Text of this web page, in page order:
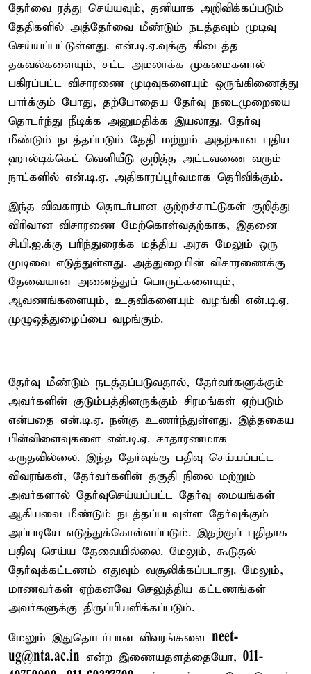
தேர்வை ரத்து செய்யவும், தனியாக அறிவிக்கப்படும்
தேதிகளில் அத்தேர்வை மீண்டும் நடத்தவும் முடிவு
செய்யப்பட்டுள்ளது. என்.டி.ஏ.வுக்கு கிடைத்த
தகவல்களையும், சட்ட அமலாக்க முகமைகளால்
பகிரப்பட்ட விசாரணை முடிவுகளையும் ஒருங்கிணைத்து
பார்க்கும் போது, தற்போதைய தேர்வு நடைமுறையை
தொடர்ந்து நீடிக்க அனுமதிக்க இயலாது. தேர்வு
மீண்டும் நடத்தப்படும் தேதி மற்றும் அதற்கான புதிய
ஹால்டிக்கெட் வெளியீடு குறித்த அட்டவணை வரும்
நாட்களில் என்.டி.ஏ. அதிகாரப்பூர்வமாக தெரிவிக்கும்.
இந்த விவகாரம் தொடர்பான குற்றச்சாட்டுகள் குறித்து
விரிவான விசாரணை மேற்கொள்வதற்காக, இதனை
சி.பி.ஐ.க்கு பரிந்துரைக்க மத்திய அரசு மேலும் ஒரு
முடிவை எடுத்துள்ளது. அத்துறையின் விசாரணைக்கு
தேவையான அனைத்துப் பொருட்களையும்,
ஆவணங்களையும், உதவிகளையும் வழங்கி என்.டி.ஏ.
முழுஒத்துழைப்பை வழங்கும்.
தேர்வு மீண்டும் நடத்தப்படுவதால், தேர்வர்களுக்கும்
அவர்களின் குடும்பத்தினருக்கும் சிரமங்கள் ஏற்படும்
என்பதை என்.டி.ஏ. நன்கு உணர்ந்துள்ளது. இத்தகைய
பின்விளைவுகளை என்.டி.ஏ. சாதாரணமாக
கருதவில்லை. இந்த தேர்வுக்கு பதிவு செய்யப்பட்ட
விவரங்கள், தேர்வர்களின் தகுதி நிலை மற்றும்
அவர்களால் தேர்வுசெய்யப்பட்ட தேர்வு மையங்கள்
ஆகியவை மீண்டும் நடத்தப்படவுள்ள தேர்வுக்கும்
அப்படியே எடுத்துக்கொள்ளப்படும். இதற்குப் புதிதாக
பதிவு செய்ய தேவையில்லை. மேலும், கூடுதல்
தேர்வுக்கட்டணம் எதுவும் வசூலிக்கப்படாது. மேலும்,
மாணவர்கள் ஏற்கனவே செலுத்திய கட்டணங்கள்
அவர்களுக்கு திருப்பியளிக்கப்படும்.
மேலும் இதுதொடர்பான விவரங்களை neet-
ug@nta.ac.in என்ற இணையதளத்தையோ, 011-